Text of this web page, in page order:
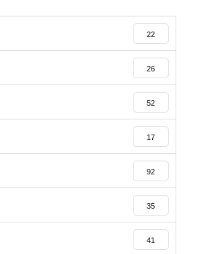
22
26
52
17
92
35
41